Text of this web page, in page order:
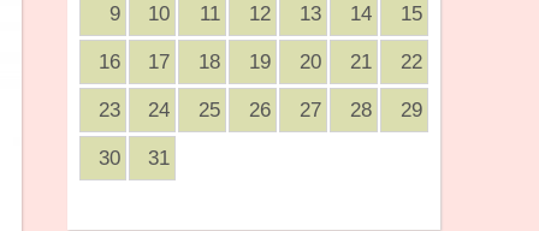
9 10 11 12 13 14 15
16 17 18 19 20 21 22
23 24 25 26 27 28 29
30 31